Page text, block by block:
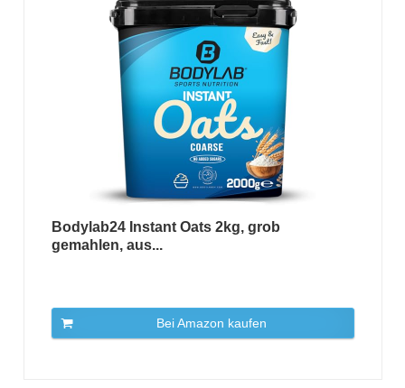
Bodylab24 Instant Oats 2kg, grob
gemahlen, aus...
Bei Amazon kaufen